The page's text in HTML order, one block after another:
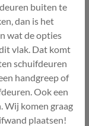
buiten te
dan is het
wat de opties
vlak. Dat komt
schuifdeuren
handgreep of
Ook een
Wij komen graag
plaatsen!